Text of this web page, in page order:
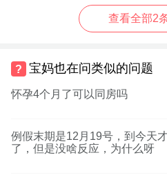
查看全部2
宝妈也在问类似的问题
怀孕4个月了可以同房吗
例假末期是12月19号，到今天
了，但是没啥反应，为什么呀